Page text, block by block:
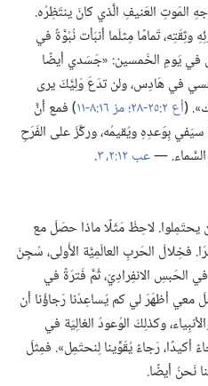
المَوتِ العَنيفِ الَّذي كانَ ينتَظِرُه.‏
تَمامًا مِثلَما أنبَأت نُبُوَّةٌ في
في يَومِ الخَمسين:‏ «جَسَدي أيضًا
في هَادِس،‏ ولن تدَعَ وَلِيَّكَ يرى
(‏أع ٢:‏٢٥-‏٢٨؛‏ مز ١٦:‏٨-‏١١
‏)‏ فمع أنَّ
بِوَعدِهِ ويُقيمُه،‏ وركَّزَ على الفَرَحِ
السَّماء.‏ —‏عب ١٢:‏٢،‏ ٣ ‏.‏
يحتَمِلوا.‏ لاحِظْ مَثَلًا ماذا حصَلَ مع
فخِلالَ الحَربِ العالَمِيَّة الأُولى،‏ سُجِنَ
الانفِرادِيّ،‏ ثُمَّ فَترَةً في
معي أظهَرَ لي كم يُساعِدُنا رَجاؤُنا أن
وكذلِكَ الوُعودُ الغالِيَة في
أكيدًا،‏ رَجاءً يُقَوِّينا لِنحتَمِل».‏ فمِثلَ
نَحنُ أيضًا.‏